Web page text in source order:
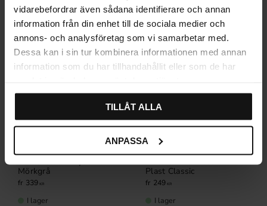
vidarebefordrar även sådana identifierare och annan
information från din enhet till de sociala medier och
annons- och analysföretag som vi samarbetar med.
Dessa kan i sin tur kombinera informationen med annan
information som du har tillhandahållit eller som de har
TILLÅT ALLA
ANPASSA
Mörkgrå
339KR
I lager
Plast Classic
249KR
I lager